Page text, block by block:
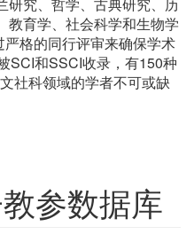
研究、哲学、古典研究、历
教育学、社会科学和生物学
格的同行评审来确保学术
SCI和SSCI收录，有150种
社科领域的学者不可或缺
参数据库